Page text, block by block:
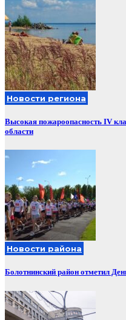
Новости региона
Высокая пожароопасность IV
области
Новости района
Болотнинский район отметил